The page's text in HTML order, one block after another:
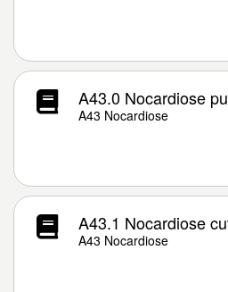
A43.0 Nocardiose
A43 Nocardiose
A43.1 Nocardiose
A43 Nocardiose